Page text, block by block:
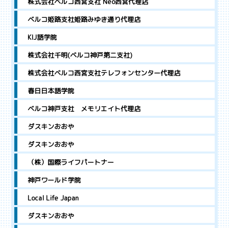
ベルコ姫路支社姫路みゆき通り代理店
KIJ語学院
株式会社千明(ベルコ神戸第二支社)
株式会社ベルコ西宮支社テレフォンセンター代理店
春日日本語学院
ベルコ神戸支社 メモリエイト代理店
ダスキンおおや
ダスキンおおや
（株）国際ライフパートナー
神戸ワールド学院
Local Life Japan
ダスキンおおや